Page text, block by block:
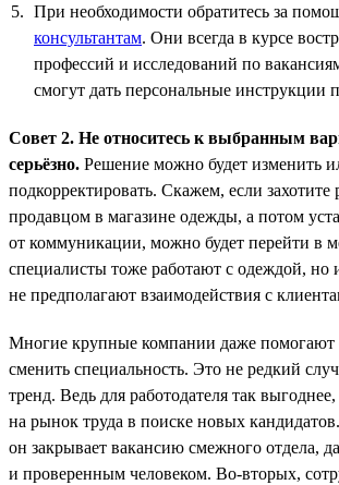
При необходимости обратитесь за
консультантам. Они всегда в курсе
профессий и исследований по
смогут дать персональные инструкции
Совет 2. Не относитесь к выбранным
серьёзно. Решение можно будет изменить
подкорректировать. Скажем, если захотите
продавцом в магазине одежды, а потом
от коммуникации, можно будет перейти в
специалисты тоже работают с одеждой, но
не предполагают взаимодействия с
Многие крупные компании даже помогают
сменить специальность. Это не редкий
тренд. Ведь для работодателя так
на рынок труда в поиске новых
он закрывает вакансию смежного отдела,
и проверенным человеком. Во-вторых,